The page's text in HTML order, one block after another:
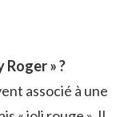
Roger » ?
associé à une